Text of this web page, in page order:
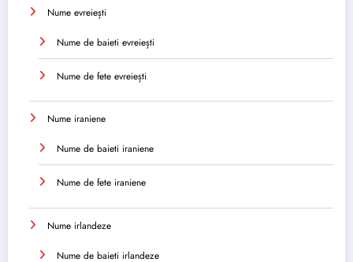
Nume evreiești
Nume de baieti evreiești
Nume de fete evreiești
Nume iraniene
Nume de baieti iraniene
Nume de fete iraniene
Nume irlandeze
Nume de baieti irlandeze